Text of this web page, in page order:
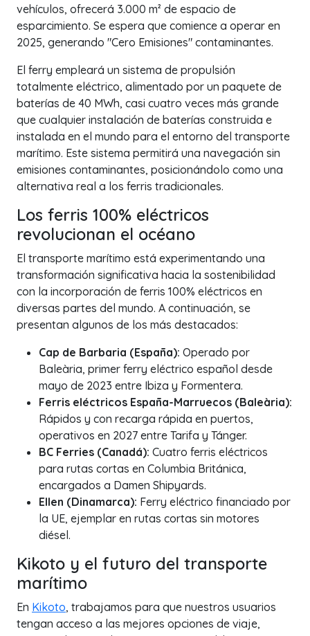
vehículos, ofrecerá 3.000 m² de espacio de
esparcimiento. Se espera que comience a operar en
2025, generando "Cero Emisiones" contaminantes.
El ferry empleará un sistema de propulsión
totalmente eléctrico, alimentado por un paquete de
baterías de 40 MWh, casi cuatro veces más grande
que cualquier instalación de baterías construida e
instalada en el mundo para el entorno del transporte
marítimo. Este sistema permitirá una navegación sin
emisiones contaminantes, posicionándolo como una
alternativa real a los ferris tradicionales.
Los ferris 100% eléctricos
revolucionan el océano
El transporte marítimo está experimentando una
transformación significativa hacia la sostenibilidad
con la incorporación de ferris 100% eléctricos en
diversas partes del mundo. A continuación, se
presentan algunos de los más destacados:
Cap de Barbaria (España): Operado por
Baleària, primer ferry eléctrico español desde
mayo de 2023 entre Ibiza y Formentera.
Ferris eléctricos España-Marruecos (Baleària):
Rápidos y con recarga rápida en puertos,
operativos en 2027 entre Tarifa y Tánger.
BC Ferries (Canadá): Cuatro ferris eléctricos
para rutas cortas en Columbia Británica,
encargados a Damen Shipyards.
Ellen (Dinamarca): Ferry eléctrico financiado por
la UE, ejemplar en rutas cortas sin motores
diésel.
Kikoto y el futuro del transporte
marítimo
En Kikoto, trabajamos para que nuestros usuarios
tengan acceso a las mejores opciones de viaje,